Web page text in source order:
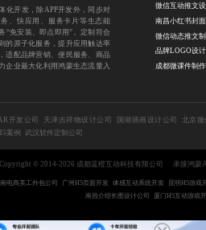
化开发，除APP开发外，同步对
、快应用、服务卡片等生态能
“免安装、即点即用”。定制符合
的原子化服务，提升应用触达率
适配品牌营销、便民服务、商品
企业最大化利用鸿蒙生态流量入
微信互动推文
微信动态推文
品牌LOGO设计
开发公司 天津吉祥物设计公司 国潮插画设计公司
北京
案例
武汉软件定制公司
Copyright © 2014-2026 成都蓝橙互动科技有限公司 承接鸿蒙
电商美工外包公司 广州H5页面开发 体感互动系统开发
昆明H5游戏
南昌介绍长图设计公司
厦门H5互动游戏